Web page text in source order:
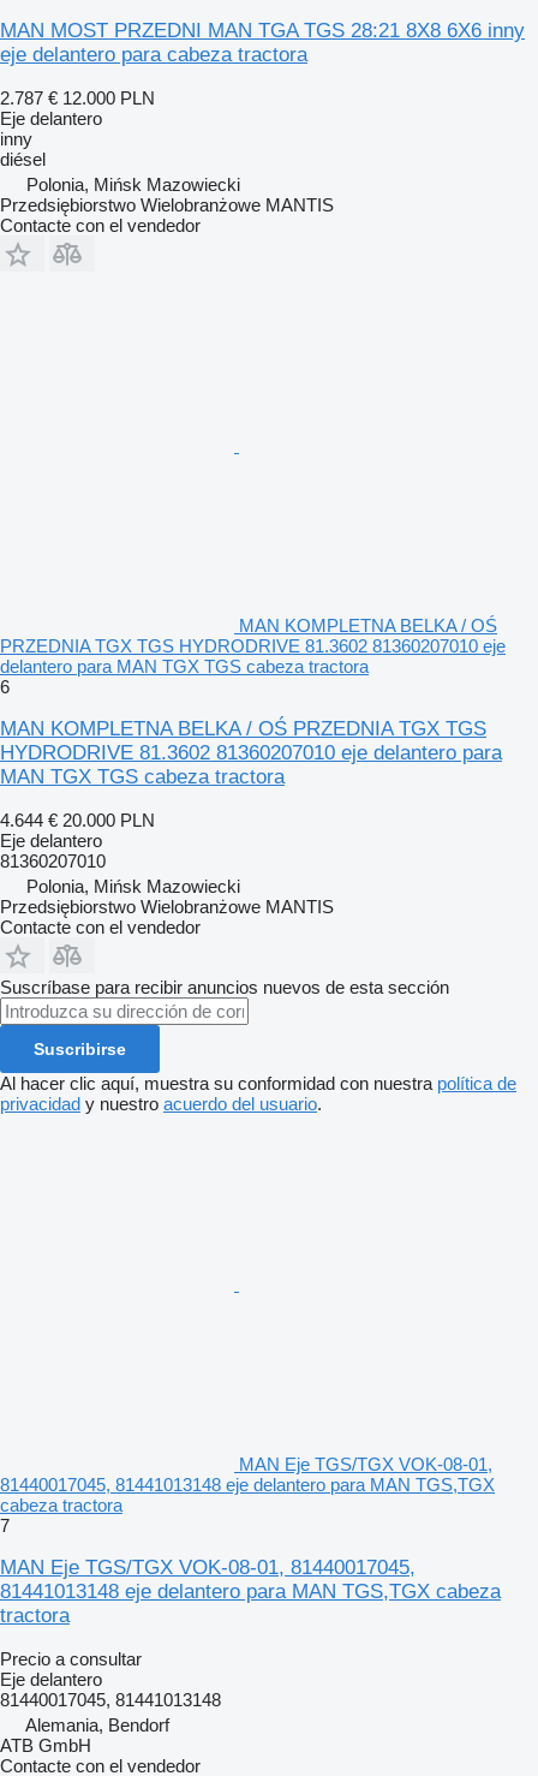
MAN MOST PRZEDNI MAN TGA TGS 28:21 8X8 6X6 inny
eje delantero para cabeza tractora
2.787 € 12.000 PLN
Eje delantero
inny
diésel
Polonia, Mińsk Mazowiecki
Przedsiębiorstwo Wielobranżowe MANTIS
Contacte con el vendedor
MAN KOMPLETNA BELKA / OŚ
PRZEDNIA TGX TGS HYDRODRIVE 81.3602 81360207010 eje
delantero para MAN TGX TGS cabeza tractora
6
MAN KOMPLETNA BELKA / OŚ PRZEDNIA TGX TGS
HYDRODRIVE 81.3602 81360207010 eje delantero para
MAN TGX TGS cabeza tractora
4.644 € 20.000 PLN
Eje delantero
81360207010
Polonia, Mińsk Mazowiecki
Przedsiębiorstwo Wielobranżowe MANTIS
Contacte con el vendedor
Suscríbase para recibir anuncios nuevos de esta sección
Suscribirse
Al hacer clic aquí, muestra su conformidad con nuestra política de
privacidad y nuestro acuerdo del usuario.
MAN Eje TGS/TGX VOK-08-01,
81440017045, 81441013148 eje delantero para MAN TGS,TGX
cabeza tractora
7
MAN Eje TGS/TGX VOK-08-01, 81440017045,
81441013148 eje delantero para MAN TGS,TGX cabeza
tractora
Precio a consultar
Eje delantero
81440017045, 81441013148
Alemania, Bendorf
ATB GmbH
Contacte con el vendedor